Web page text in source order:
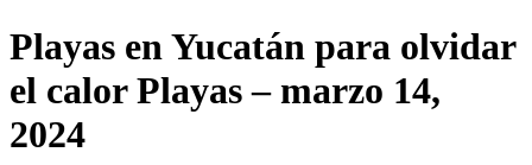
Playas en Yucatán para olvidar
el calor Playas– marzo 14,
2024